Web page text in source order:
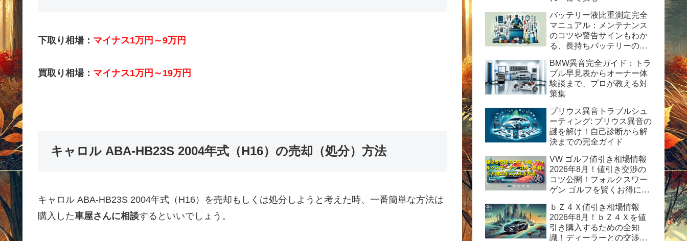
下取り相場： マイナス1万円～9万円
買取り相場： マイナス1万円～19万円
キャロル ABA-HB23S 2004年式（H16）の売却（処分）方法
キャロル ABA-HB23S 2004年式（H16）を売却もしくは処分しようと考えた時、一番簡単な方法は
購入した車屋さんに相談するといいでしょう。
バッテリー液比重測定完全
マニュアル：メンテナンス
のコツや警告サインもわか
る、長持ちバッテリーの秘
BMW異音完全ガイド：トラ
ブル早見表からオーナー体
験談まで、プロが教える対
策集
プリウス異音トラブルシュ
ーティング: プリウス異音の
謎を解け！自己診断から解
決までの完全ガイド
VW ゴルフ値引き相場情報
2026年8月！値引き交渉の
コツ公開！フォルクスワー
ゲン ゴルフを賢くお得に手
ｂＺ４Ｘ値引き相場情報
2026年8月！ｂＺ４Ｘを値
引き購入するための全知
識！ディーラーとの交渉術